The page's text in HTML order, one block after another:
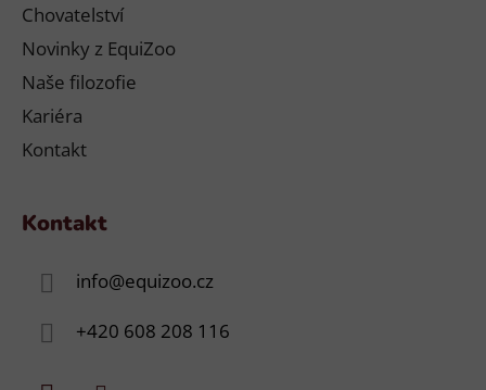
Chovatelství
Novinky z EquiZoo
Naše filozofie
Kariéra
Kontakt
Kontakt
info@equizoo.cz
+420 608 208 116